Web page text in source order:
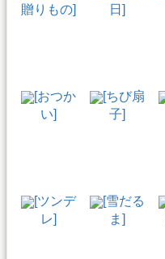
贈りもの]
日]
[おつか
い]
[ちび扇
子]
[ツンデ
レ]
[雪だる
ま]